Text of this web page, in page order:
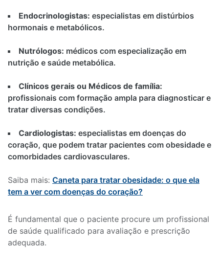
Endocrinologistas: especialistas em distúrbios
hormonais e metabólicos.
Nutrólogos: médicos com especialização em
nutrição e saúde metabólica.
Clínicos gerais ou Médicos de família:
profissionais com formação ampla para diagnosticar e
tratar diversas condições.
Cardiologistas: especialistas em doenças do
coração, que podem tratar pacientes com obesidade e
comorbidades cardiovasculares.
Saiba mais: Caneta para tratar obesidade: o que ela
tem a ver com doenças do coração?
É fundamental que o paciente procure um profissional
de saúde qualificado para avaliação e prescrição
adequada.